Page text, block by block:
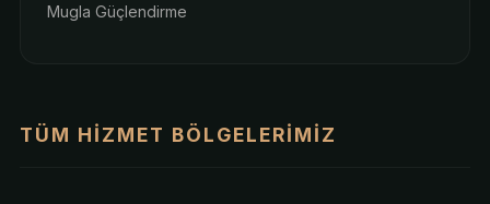
Mugla Güçlendirme
TÜM HIZMET BÖLGELERIMIZ